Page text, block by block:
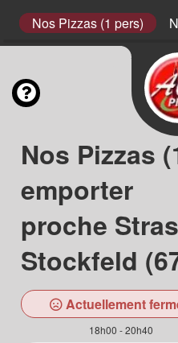
Nos Pizzas (1 pers)
Nos Pizzas
emporter
proche
Stockfeld
Actuellement
18h00 - 20h40